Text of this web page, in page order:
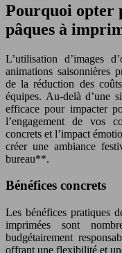
Pourquoi opter
pâques à
L’utilisation d’images
animations saisonnières
de la réduction des
équipes. Au-delà d’une
efficace pour impacter
l’engagement de vos
concrets et l’impact
créer une ambiance
bureau**.
Bénéfices concrets
Les bénéfices pratiques
imprimées sont
budgétairement
offrant une flexibilité et